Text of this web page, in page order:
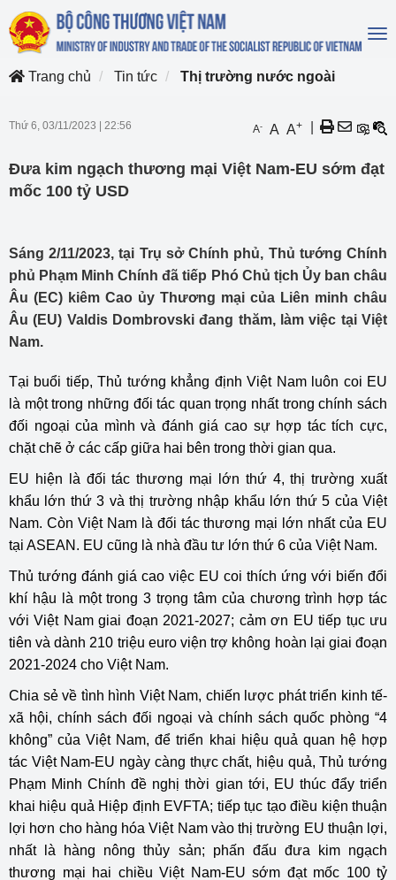
Trang chủ
Tin tức Thị trường nước ngoài
Thứ 6, 03/11/2023 22:56 A- A A+
Đưa kim ngạch thương mại Việt Nam-EU sớm đạt
mốc 100 tỷ USD
Sáng 2/11/2023, tại Trụ sở Chính phủ, Thủ tướng Chính
phủ Phạm Minh Chính đã tiếp Phó Chủ tịch Ủy ban châu
Âu (EC) kiêm Cao ủy Thương mại của Liên minh châu
Âu (EU) Valdis Dombrovski đang thăm, làm việc tại Việt
Nam.
Tại buổi tiếp, Thủ tướng khẳng định Việt Nam luôn coi EU
là một trong những đối tác quan trọng nhất trong chính sách
đối ngoại của mình và đánh giá cao sự hợp tác tích cực,
chặt chẽ ở các cấp giữa hai bên trong thời gian qua.
EU hiện là đối tác thương mại lớn thứ 4, thị trường xuất
khẩu lớn thứ 3 và thị trường nhập khẩu lớn thứ 5 của Việt
Nam. Còn Việt Nam là đối tác thương mại lớn nhất của EU
tại ASEAN. EU cũng là nhà đầu tư lớn thứ 6 của Việt Nam.
Thủ tướng đánh giá cao việc EU coi thích ứng với biến đổi
khí hậu là một trong 3 trọng tâm của chương trình hợp tác
với Việt Nam giai đoạn 2021-2027; cảm ơn EU tiếp tục ưu
tiên và dành 210 triệu euro viện trợ không hoàn lại giai đoạn
2021-2024 cho Việt Nam.
Chia sẻ về tình hình Việt Nam, chiến lược phát triển kinh tế-
xã hội, chính sách đối ngoại và chính sách quốc phòng “4
không” của Việt Nam, để triển khai hiệu quả quan hệ hợp
tác Việt Nam-EU ngày càng thực chất, hiệu quả, Thủ tướng
Phạm Minh Chính đề nghị thời gian tới, EU thúc đẩy triển
khai hiệu quả Hiệp định EVFTA; tiếp tục tạo điều kiện thuận
lợi hơn cho hàng hóa Việt Nam vào thị trường EU thuận lợi,
nhất là hàng nông thủy sản; phấn đấu đưa kim ngạch
thương mại hai chiều Việt Nam-EU sớm đạt mốc 100 tỷ